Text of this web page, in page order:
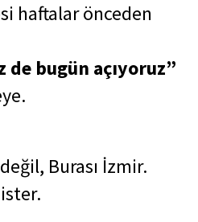
haftalar önceden
de bugün açıyoruz”
Burası İzmir.